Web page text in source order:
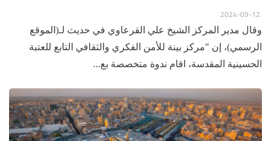
وقال مدير المركز الشيخ علي القرعاوي في حديث لـ(الموقع
الرسمي)، إن "مركز بينة للأمن الفكري والثقافي التابع للعتبة
الحسينية المقدسة، اقام ندوة متخصصة بع...